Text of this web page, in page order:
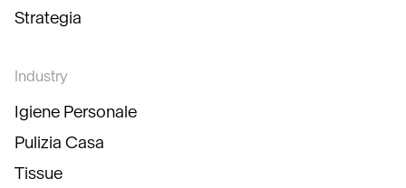
Strategia
Industry
Igiene Personale
Pulizia Casa
Tissue